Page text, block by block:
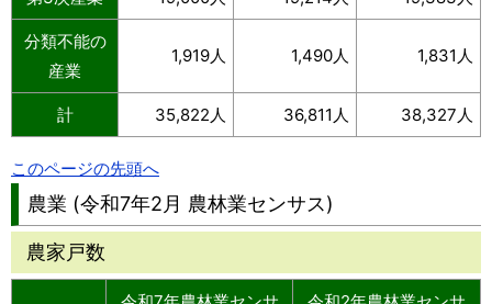
分類不能の
産業
1,919人 1,490人 1,831人
計 35,822人 36,811人 38,327人
このページの先頭へ
農業 (令和7年2月 農林業センサス)
農家戸数